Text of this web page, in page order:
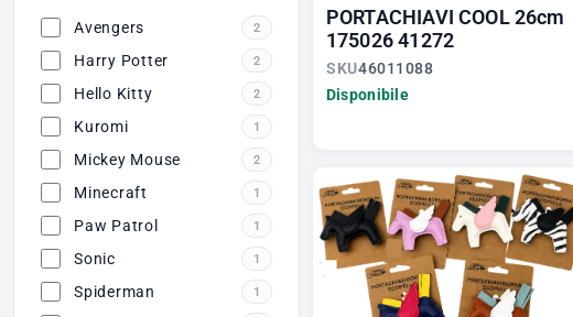
Avengers 2
Harry Potter 2
Hello Kitty 2
Kuromi 1
Mickey Mouse 2
Minecraft 1
Paw Patrol 1
Sonic 1
Spiderman 1
PORTACHIAVI COOL 26cm
175026 41272
SKU46011088
Disponibile